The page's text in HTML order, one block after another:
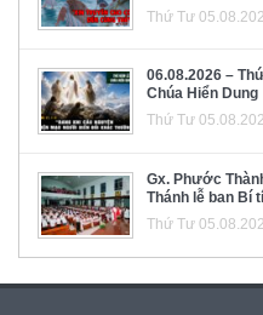
Thứ Tư
06.08.2026 –
Chúa Hiển Dung
Thứ Tư
Gx. Phước
Thánh lễ ban Bí
Thứ Tư